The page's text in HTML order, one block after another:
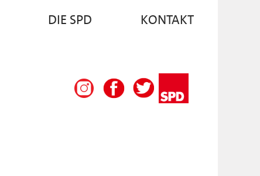
DIE SPD KONTAKT